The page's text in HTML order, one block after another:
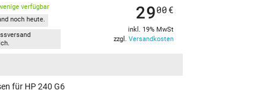
verfügbar
noch heute.
2900 €
inkl. 19% MwSt
zzgl. Versandkosten
für HP 240 G6